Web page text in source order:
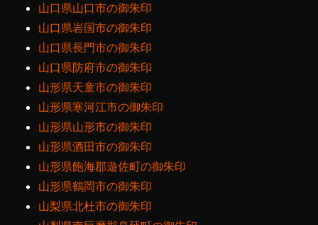
山口県山口市の御朱印
山口県岩国市の御朱印
山口県長門市の御朱印
山口県防府市の御朱印
山形県天童市の御朱印
山形県寒河江市の御朱印
山形県山形市の御朱印
山形県酒田市の御朱印
山形県飽海郡遊佐町の御朱印
山形県鶴岡市の御朱印
山梨県北杜市の御朱印